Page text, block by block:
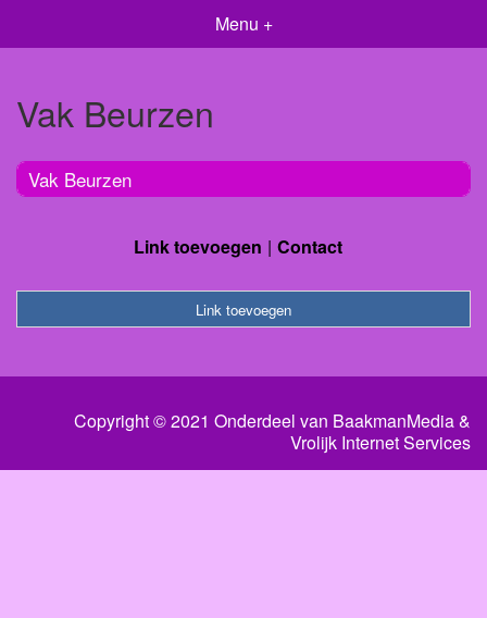
Menu +
Vak Beurzen
Vak Beurzen
Link toevoegen Contact
Link toevoegen
Copyright © 2021 Onderdeel van BaakmanMedia&
Vrolijk Internet Services